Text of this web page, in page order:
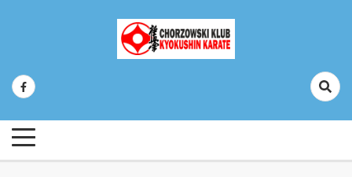
Chorzowski Klub Kyokushin Karate